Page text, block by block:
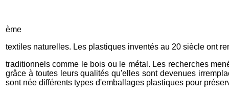
ème
textiles naturelles. Les plastiques inventés au 20 siècle ont
traditionnels comme le bois ou le métal. Les recherches
grâce à toutes leurs qualités qu'elles sont devenues
sont née différents types d'emballages plastiques pour